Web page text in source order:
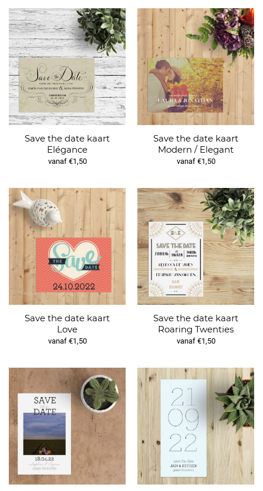
Save the date kaart
Elégance
vanaf €1,50
Save the date kaart
Modern / Elegant
vanaf €1,50
Save the date kaart
Love
vanaf €1,50
Save the date kaart
Roaring Twenties
vanaf €1,50